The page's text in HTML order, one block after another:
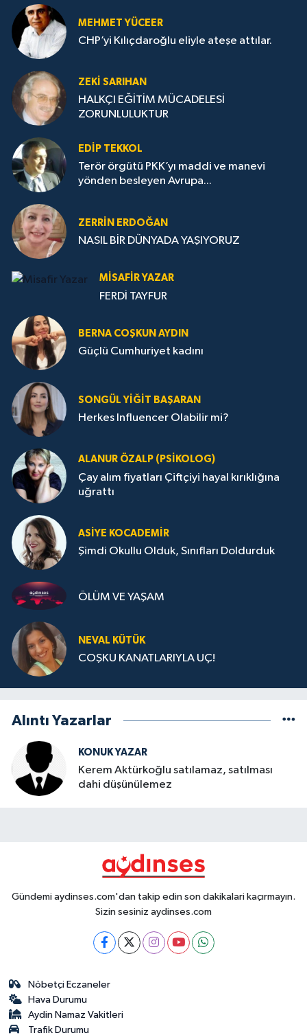
MEHMET YÜCEER
CHP’yi Kılıçdaroğlu eliyle ateşe attılar.
ZEKI SARIHAN
HALKÇI EĞİTİM MÜCADELESİ
ZORUNLULUKTUR
EDIP TEKKOL
Terör örgütü PKK’yı maddi ve manevi
yönden besleyen Avrupa...
ZERRIN ERDOĞAN
NASIL BİR DÜNYADA YAŞIYORUZ
MISAFIR YAZAR
FERDİ TAYFUR
BERNA COŞKUN AYDIN
Güçlü Cumhuriyet kadını
SONGÜL YIĞIT BAŞARAN
Herkes Influencer Olabilir mi?
ALANUR ÖZALP (PSIKOLOG)
Çay alım fiyatları Çiftçiyi hayal kırıklığına
uğrattı
ASIYE KOCADEMİR
Şimdi Okullu Olduk, Sınıfları Doldurduk
ÖLÜM VE YAŞAM
NEVAL KÜTÜK
COŞKU KANATLARIYLA UÇ!
Alıntı Yazarlar
KONUK YAZAR
Kerem Aktürkoğlu satılamaz, satılması
dahi düşünülemez
Gündemi aydinses.com'dan takip edin son dakikalari kaçırmayın.
Sizin sesiniz aydinses.com
Nöbetçi Eczaneler
Hava Durumu
Aydin Namaz Vakitleri
Trafik Durumu